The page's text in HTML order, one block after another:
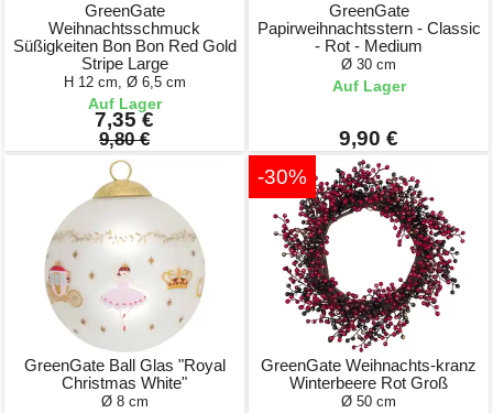
GreenGate
Weihnachtsschmuck
Süßigkeiten Bon Bon Red Gold
Stripe Large
H 12 cm, Ø 6,5 cm
Auf Lager
7,35 €
9,80 €
GreenGate
Papirweihnachtsstern - Classic
- Rot - Medium
Ø 30 cm
Auf Lager
9,90 €
GreenGate Ball Glas "Royal
Christmas White"
Ø 8 cm
-30%
GreenGate Weihnachts-kranz
Winterbeere Rot Groß
Ø 50 cm